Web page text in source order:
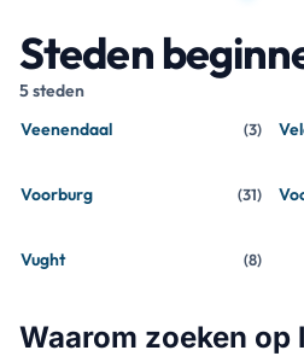
Steden
5 steden
Veenendaal
(3)
Voorburg (31)
Vught (8)
Waarom zoeken op